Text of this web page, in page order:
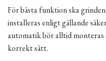
För bästa funktion ska
installeras enligt gällande
automatik bör alltid
korrekt sätt.